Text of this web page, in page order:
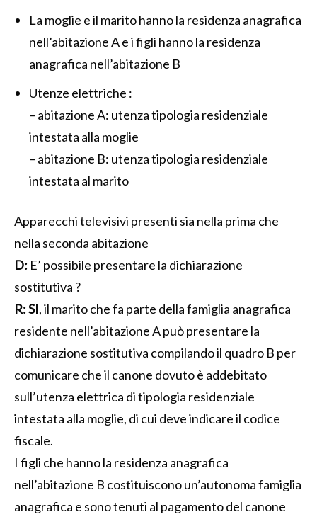
La moglie e il marito hanno la residenza anagrafica
nell’abitazione A e i figli hanno la residenza
anagrafica nell’abitazione B
Utenze elettriche :
– abitazione A: utenza tipologia residenziale
intestata alla moglie
– abitazione B: utenza tipologia residenziale
intestata al marito
Apparecchi televisivi presenti sia nella prima che
nella seconda abitazione
D: E’ possibile presentare la dichiarazione
sostitutiva ?
R:SI, il marito che fa parte della famiglia anagrafica
residente nell’abitazione A può presentare la
dichiarazione sostitutiva compilando il quadro B per
comunicare che il canone dovuto è addebitato
sull’utenza elettrica di tipologia residenziale
intestata alla moglie, di cui deve indicare il codice
fiscale.
I figli che hanno la residenza anagrafica
nell’abitazione B costituiscono un’autonoma famiglia
anagrafica e sono tenuti al pagamento del canone